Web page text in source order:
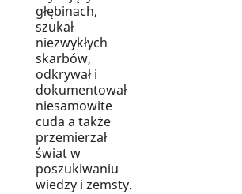
głębinach,
szukał
niezwykłych
skarbów,
odkrywał i
dokumentował
niesamowite
cuda a także
przemierzał
świat w
poszukiwaniu
wiedzy i zemsty.